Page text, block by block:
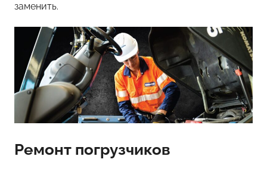
заменить.
Ремонт погрузчиков